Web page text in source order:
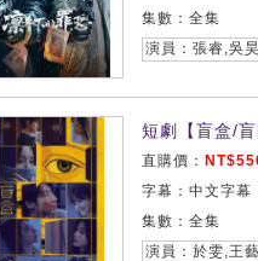
集數：全集
演員：張睿,吳
短劇【盲盒/
直購價：
字幕：中文字幕
集數：全集
演員：於雯,王